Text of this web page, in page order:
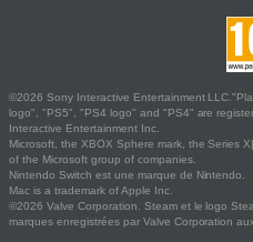
©2026 Sony Interactive Entertainment
logo", "PS5", "PS4 logo" and "PS4" are
Interactive Entertainment Inc.
Microsoft, the XBOX Sphere mark, the Series
of the Microsoft group of companies.
Nintendo Switch est une marque de Nintendo.
Mac is a trademark of Apple Inc.
©2026 Valve Corporation. Steam et le logo
marques enregistrées par Valve Corporation